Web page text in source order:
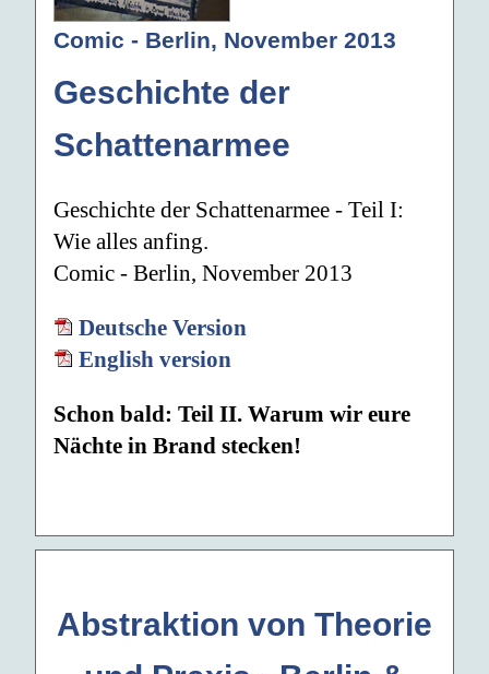
Comic - Berlin, November 2013
Geschichte der
Schattenarmee
Geschichte der Schattenarmee - Teil I:
Wie alles anfing.
Comic - Berlin, November 2013
Deutsche Version
English version
Schon bald: Teil II. Warum wir eure
Nächte in Brand stecken!
Abstraktion von Theorie